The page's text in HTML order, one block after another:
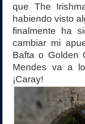
que The
habiendo visto
finalmente ha
cambiar mi
Bafta o Golden
Mendes va a
¡Caray!